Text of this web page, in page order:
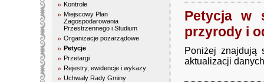
Kontrole
Miejscowy Plan
Zagospodarowania
Przestrzennego i Studium
Organizacje pozarządowe
Petycje
Przetargi
Rejestry, ewidencje i wykazy
Uchwały Rady Gminy
Petycja w
przyrody i
Poniżej znajdują
aktualizacji